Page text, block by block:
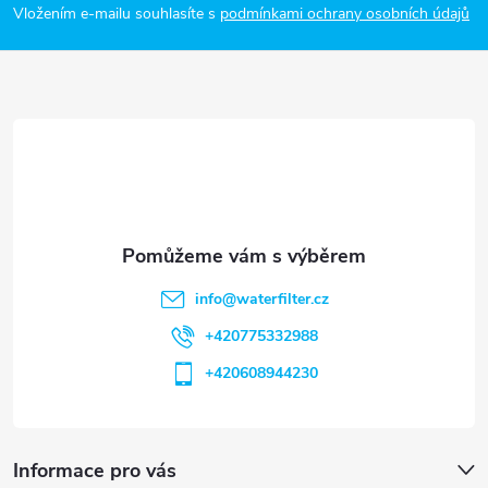
p
a
Vložením e-mailu souhlasíte s podmínkami ochrany osobních údajů
Informace pro vás
info@waterfilter.cz
+420775332988
+420608944230